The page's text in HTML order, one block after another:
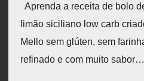
Aprenda a receita de bolo
limão siciliano low carb
Mello sem glúten, sem
refinado e com muito sabor…